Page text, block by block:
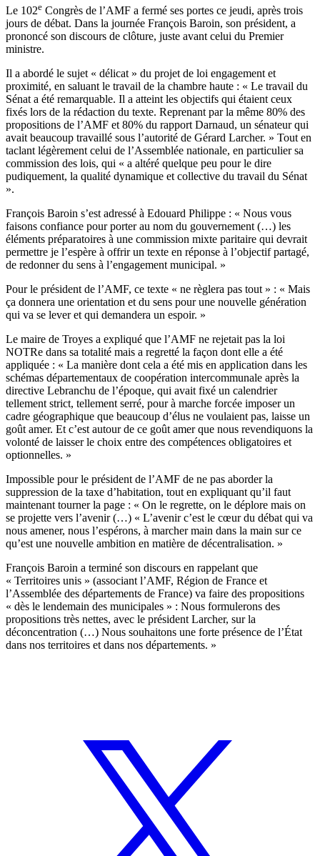
Le 102e Congrès de l’AMF a fermé ses portes ce jeudi, après trois
jours de débat. Dans la journée François Baroin, son président, a
prononcé son discours de clôture, juste avant celui du Premier
ministre.
Il a abordé le sujet « délicat » du projet de loi engagement et
proximité, en saluant le travail de la chambre haute : « Le travail du
Sénat a été remarquable. Il a atteint les objectifs qui étaient ceux
fixés lors de la rédaction du texte. Reprenant par la même 80% des
propositions de l’AMF et 80% du rapport Darnaud, un sénateur qui
avait beaucoup travaillé sous l’autorité de Gérard Larcher. » Tout en
taclant légèrement celui de l’Assemblée nationale, en particulier sa
commission des lois, qui « a altéré quelque peu pour le dire
pudiquement, la qualité dynamique et collective du travail du Sénat
».
François Baroin s’est adressé à Edouard Philippe : « Nous vous
faisons confiance pour porter au nom du gouvernement (…) les
éléments préparatoires à une commission mixte paritaire qui devrait
permettre je l’espère à offrir un texte en réponse à l’objectif partagé,
de redonner du sens à l’engagement municipal. »
Pour le président de l’AMF, ce texte « ne règlera pas tout » : « Mais
ça donnera une orientation et du sens pour une nouvelle génération
qui va se lever et qui demandera un espoir. »
Le maire de Troyes a expliqué que l’AMF ne rejetait pas la loi
NOTRe dans sa totalité mais a regretté la façon dont elle a été
appliquée : « La manière dont cela a été mis en application dans les
schémas départementaux de coopération intercommunale après la
directive Lebranchu de l’époque, qui avait fixé un calendrier
tellement strict, tellement serré, pour à marche forcée imposer un
cadre géographique que beaucoup d’élus ne voulaient pas, laisse un
goût amer. Et c’est autour de ce goût amer que nous revendiquons la
volonté de laisser le choix entre des compétences obligatoires et
optionnelles. »
Impossible pour le président de l’AMF de ne pas aborder la
suppression de la taxe d’habitation, tout en expliquant qu’il faut
maintenant tourner la page : « On le regrette, on le déplore mais on
se projette vers l’avenir (…) « L’avenir c’est le cœur du débat qui va
nous amener, nous l’espérons, à marcher main dans la main sur ce
qu’est une nouvelle ambition en matière de décentralisation. »
François Baroin a terminé son discours en rappelant que
« Territoires unis » (associant l’AMF, Région de France et
l’Assemblée des départements de France) va faire des propositions
« dès le lendemain des municipales » : Nous formulerons des
propositions très nettes, avec le président Larcher, sur la
déconcentration (…) Nous souhaitons une forte présence de l’État
dans nos territoires et dans nos départements. »